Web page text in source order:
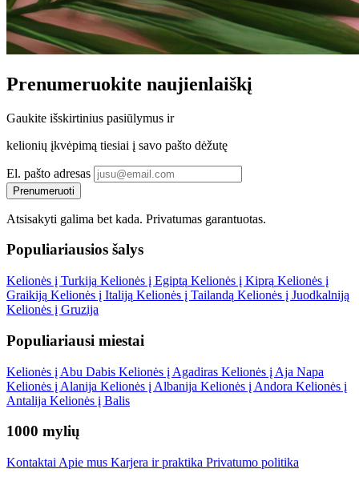
Prenumeruokite naujienlaiškį
Gaukite išskirtinius pasiūlymus ir
kelionių įkvėpimą tiesiai į savo pašto dėžutę
El. pašto adresas
Prenumeruoti
Atsisakyti galima bet kada. Privatumas garantuotas.
Populiariausios šalys
Kelionės į Turkiją Kelionės į Egiptą Kelionės į Kiprą Kelionės į
Graikiją Kelionės į Italiją Kelionės į Tailandą Kelionės į Juodkalniją
Kelionės į Gruzija
Populiariausi miestai
Kelionės į Abu Dabis Kelionės į Agadiras Kelionės į Aja Napa
Kelionės į Alanija Kelionės į Albanija Kelionės į Andora Kelionės į
Antalija Kelionės į Balis
1000 mylių
Kontaktai Apie mus Karjera ir praktika Privatumo politika